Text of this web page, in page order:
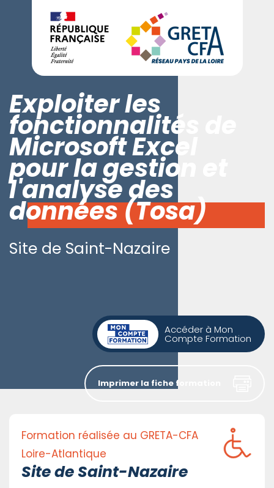
Exploiter les
fonctionnalités de
Microsoft Excel
pour la gestion et
l'analyse des
données (Tosa)
Site de Saint-Nazaire
Formation réalisée au GRETA-CFA
Loire-Atlantique
Site de Saint-Nazaire
Accéder à Mon
Compte Formation
Imprimer la fiche formation